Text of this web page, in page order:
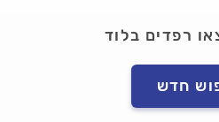
רפדים בלוד
חדש